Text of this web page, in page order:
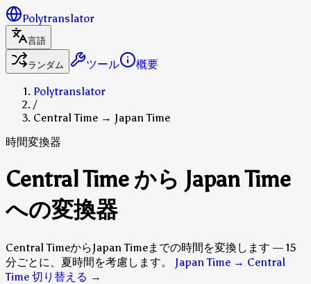
Polytranslator
言語
ランダム ツール 概要
Polytranslator
/
Central Time → Japan Time
時間変換器
Central Time から Japan Time
への変換器
Central TimeからJapan Timeまでの時間を変換します — 15
分ごとに、夏時間を考慮します。
Japan Time → Central
Time 切り替える →